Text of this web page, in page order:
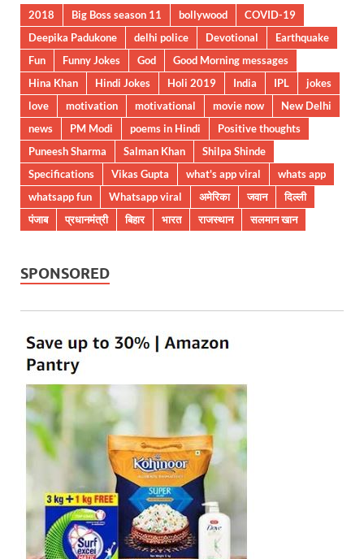
2018 Big Boss season 11 bollywood
COVID-19
Deepika Padukone
delhi police Devotional
Earthquake
Fun
Funny Jokes God
Good Morning messages
Hina Khan
Hindi Jokes Holi 2019 India IPL
jokes
love
motivation motivational movie now
New Delhi
news
PM Modi poems in Hindi
Positive thoughts
Puneesh Sharma
Salman Khan
Shilpa Shinde
Specifications
Vikas Gupta what's app viral
whats app
whatsapp fun
Whatsapp viral अमेरिका जवान
दिल्ली
पंजाब
प्रधानमंत्री बिहार भारत राजस्थान सलमान खान
SPONSORED